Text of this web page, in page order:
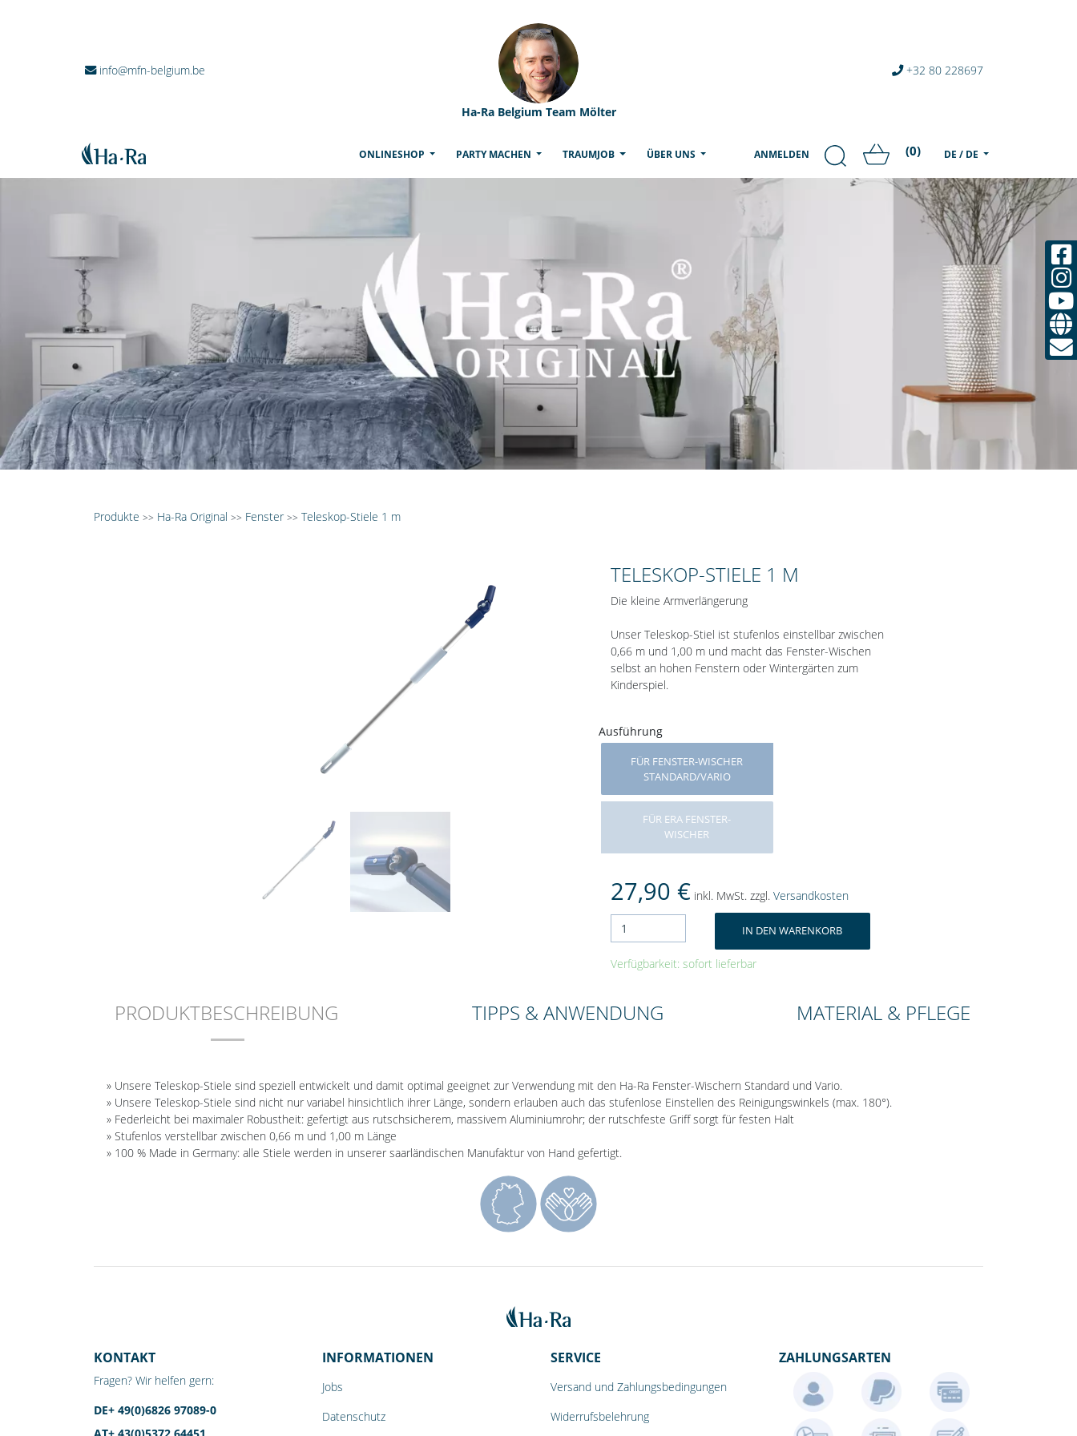
info@mfn-belgium.be
Ha-Ra Belgium Team Mölter
+32 80 228697
ONLINESHOP (CURRENT)PARTY MACHEN TRAUMJOB ÜBER UNS ANMELDEN (0) DE / DE
Produkte >> Ha-Ra Original >> Fenster >> Teleskop-Stiele 1 m
TELESKOP-STIELE 1 M
Die kleine Armverlängerung
Unser Teleskop-Stiel ist stufenlos einstellbar zwischen
0,66 m und 1,00 m und macht das Fenster-Wischen
selbst an hohen Fenstern oder Wintergärten zum
Kinderspiel.
Ausführung
FÜR FENSTER-WISCHER
STANDARD/VARIO
FÜR ERA FENSTER-
WISCHER
27,90 € inkl. MwSt. zzgl. Versandkosten
IN DEN WARENKORB
Verfügbarkeit: sofort lieferbar
PRODUKTBESCHREIBUNG TIPPS & ANWENDUNG MATERIAL & PFLEGE
» Unsere Teleskop-Stiele sind speziell entwickelt und damit optimal geeignet zur Verwendung mit den Ha-Ra Fenster-Wischern Standard und Vario.
» Unsere Teleskop-Stiele sind nicht nur variabel hinsichtlich ihrer Länge, sondern erlauben auch das stufenlose Einstellen des Reinigungswinkels (max. 180°).
» Federleicht bei maximaler Robustheit: gefertigt aus rutschsicherem, massivem Aluminiumrohr; der rutschfeste Griff sorgt für festen Halt
» Stufenlos verstellbar zwischen 0,66 m und 1,00 m Länge
» 100 % Made in Germany: alle Stiele werden in unserer saarländischen Manufaktur von Hand gefertigt.
KONTAKT
Fragen? Wir helfen gern:
DE+ 49(0)6826 97089-0
INFORMATIONEN
Jobs
Datenschutz
SERVICE
Versand und Zahlungsbedingungen
Widerrufsbelehrung
ZAHLUNGSARTEN